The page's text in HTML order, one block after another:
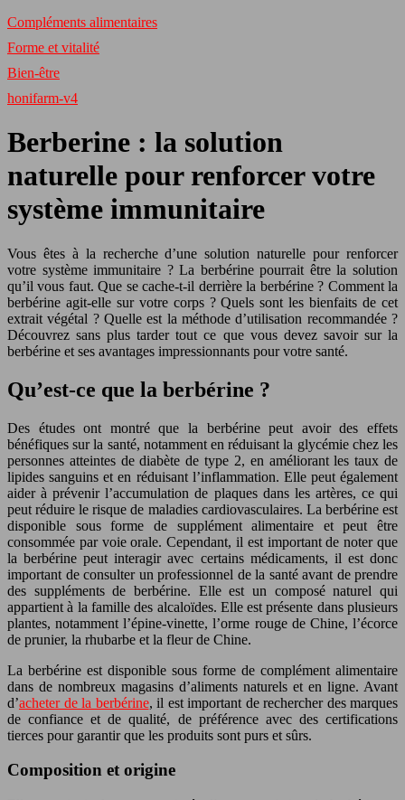
Compléments alimentaires
Forme et vitalité
Bien-être
honifarm-v4
Berberine : la solution
naturelle pour renforcer votre
système immunitaire
Vous êtes à la recherche d’une solution naturelle pour renforcer
votre système immunitaire ? La berbérine pourrait être la solution
qu’il vous faut. Que se cache-t-il derrière la berbérine ? Comment la
berbérine agit-elle sur votre corps ? Quels sont les bienfaits de cet
extrait végétal ? Quelle est la méthode d’utilisation recommandée ?
Découvrez sans plus tarder tout ce que vous devez savoir sur la
berbérine et ses avantages impressionnants pour votre santé.
Qu’est-ce que la berbérine ?
Des études ont montré que la berbérine peut avoir des effets
bénéfiques sur la santé, notamment en réduisant la glycémie chez les
personnes atteintes de diabète de type 2, en améliorant les taux de
lipides sanguins et en réduisant l’inflammation. Elle peut également
aider à prévenir l’accumulation de plaques dans les artères, ce qui
peut réduire le risque de maladies cardiovasculaires. La berbérine est
disponible sous forme de supplément alimentaire et peut être
consommée par voie orale. Cependant, il est important de noter que
la berbérine peut interagir avec certains médicaments, il est donc
important de consulter un professionnel de la santé avant de prendre
des suppléments de berbérine. Elle est un composé naturel qui
appartient à la famille des alcaloïdes. Elle est présente dans plusieurs
plantes, notamment l’épine-vinette, l’orme rouge de Chine, l’écorce
de prunier, la rhubarbe et la fleur de Chine.
La berbérine est disponible sous forme de complément alimentaire
dans de nombreux magasins d’aliments naturels et en ligne. Avant
d’acheter de la berbérine, il est important de rechercher des marques
de confiance et de qualité, de préférence avec des certifications
tierces pour garantir que les produits sont purs et sûrs.
Composition et origine